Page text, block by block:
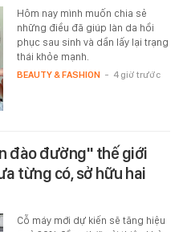
Hôm nay mình muốn chia sẻ
những điều đã giúp làn da hồi
phục sau sinh và dần lấy lại trạng
thái khỏe mạnh.
BEAUTY & FASHION - 4 giờ trước
đào đường" thế giới
từng có, sở hữu hai
Cỗ máy mới dự kiến sẽ tăng hiệu